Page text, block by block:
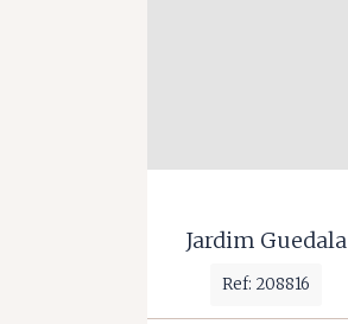
Jardim Guedala
Ref: 208816